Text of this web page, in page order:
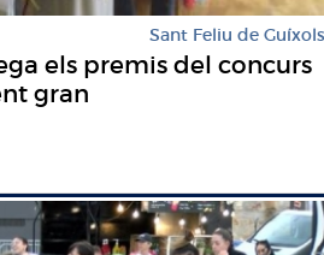
Sant Feliu de Guíxols
els premis del concurs
gran